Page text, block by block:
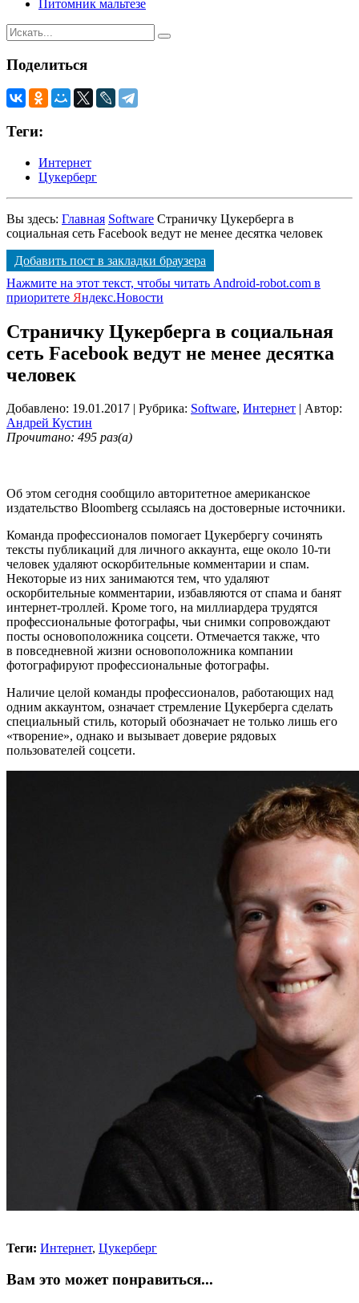
Питомник мальтезе
Поделиться
Теги:
Интернет
Цукерберг
Вы здесь: Главная Software Страничку Цукерберга в
социальная сеть Facebook ведут не менее десятка человек
Добавить пост в закладки браузера
Нажмите на этот текст, чтобы читать Android-robot.com в
приоритете Яндекс.Новости
Страничку Цукерберга в социальная
сеть Facebook ведут не менее десятка
человек
Добавлено: 19.01.2017 | Рубрика: Software, Интернет | Автор:
Андрей Кустин
Прочитано: 495 раз(а)
Об этом сегодня сообщило авторитетное американское
издательство Bloomberg ссылаясь на достоверные источники.
Команда профессионалов помогает Цукербергу сочинять
тексты публикаций для личного аккаунта, еще около 10-ти
человек удаляют оскорбительные комментарии и спам.
Некоторые из них занимаются тем, что удаляют
оскорбительные комментарии, избавляются от спама и банят
интернет-троллей. Кроме того, на миллиардера трудятся
профессиональные фотографы, чьи снимки сопровождают
посты основоположника соцсети. Отмечается также, что
в повседневной жизни основоположника компании
фотографируют профессиональные фотографы.
Наличие целой команды профессионалов, работающих над
одним аккаунтом, означает стремление Цукерберга сделать
специальный стиль, который обозначает не только лишь его
«творение», однако и вызывает доверие рядовых
пользователей соцсети.
Теги: Интернет, Цукерберг
Вам это может понравиться...